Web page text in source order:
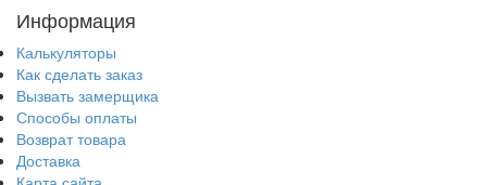
Информация
Калькуляторы
Как сделать заказ
Вызвать замерщика
Способы оплаты
Возврат товара
Доставка